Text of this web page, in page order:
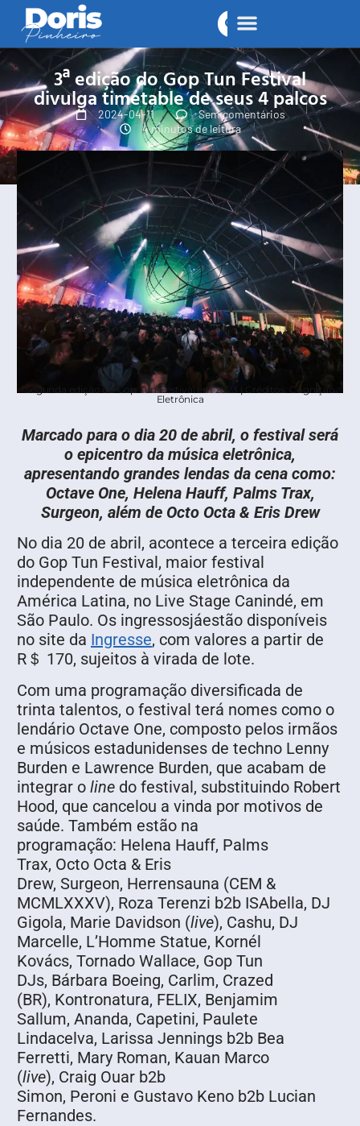
3ª edição do Gop Tun Festival
divulga timetable de seus 4 palcos
2024-04-11
Sem comentários
4 minutos de leitura
Segunda edição do Gop Tun Festival em 2023 | Créditos: Cognição
Eletrônica
Marcado para o dia 20 de abril, o festival será
o epicentro da música eletrônica,
apresentando grandes lendas da cena como:
Octave One, Helena Hauff, Palms Trax,
Surgeon, além de Octo Octa & Eris Drew
No dia 20 de abril, acontece a terceira edição
do Gop Tun Festival, maior festival
independente de música eletrônica da
América Latina, no Live Stage Canindé, em
São Paulo. Os ingressosjáestão disponíveis
no site da Ingresse, com valores a partir de
R＄ 170, sujeitos à virada de lote.
Com uma programação diversificada de
trinta talentos, o festival terá nomes como o
lendário Octave One, composto pelos irmãos
e músicos estadunidenses de techno Lenny
Burden e Lawrence Burden, que acabam de
integrar o line do festival, substituindo Robert
Hood, que cancelou a vinda por motivos de
saúde. Também estão na
programação: Helena Hauff, Palms
Trax, Octo Octa & Eris
Drew, Surgeon, Herrensauna (CEM &
MCMLXXXV), Roza Terenzi b2b ISAbella, DJ
Gigola, Marie Davidson (live), Cashu, DJ
Marcelle, L’Homme Statue, Kornél
Kovács, Tornado Wallace, Gop Tun
DJs, Bárbara Boeing, Carlim, Crazed
(BR), Kontronatura, FELIX, Benjamim
Sallum, Ananda, Capetini, Paulete
Lindacelva, Larissa Jennings b2b Bea
Ferretti, Mary Roman, Kauan Marco
(live), Craig Ouar b2b
Simon, Peroni e Gustavo Keno b2b Lucian
Fernandes.